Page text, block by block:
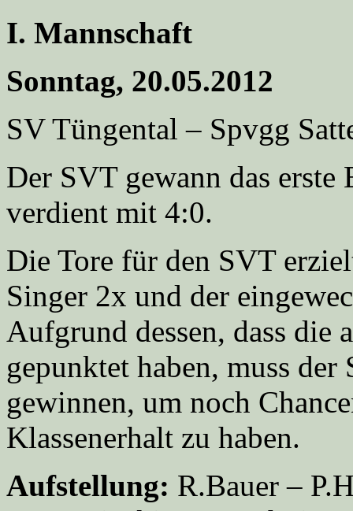
I. Mannschaft
Sonntag, 20.05.2012
SV Tüngental – Spvgg
Der SVT gewann das
verdient mit 4:0.
Die Tore für den SVT
Singer 2x und der
Aufgrund dessen, dass die
gepunktet haben, muss
gewinnen, um noch
Klassenerhalt zu haben.
Aufstellung: R.Bauer –